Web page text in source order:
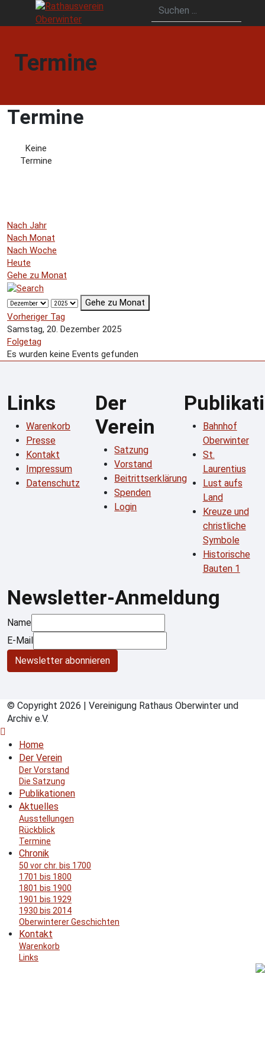
Termine
Termine
Keine
Termine
Nach Jahr
Nach Monat
Nach Woche
Heute
Gehe zu Monat
Gehe zu Monat
Vorheriger Tag
Samstag, 20. Dezember 2025
Folgetag
Es wurden keine Events gefunden
Links
Warenkorb
Presse
Kontakt
Impressum
Datenschutz
Der
Verein
Satzung
Vorstand
Beitrittserklärung
Spenden
Login
Bahnhof
Oberwinter
St.
Laurentius
Lust aufs
Land
Kreuze und
christliche
Symbole
Historische
Bauten 1
Newsletter-Anmeldung
Name
E-Mail
Newsletter abonnieren
© Copyright 2026 | Vereinigung Rathaus Oberwinter und
Archiv e.V.
Home
Der Verein
Der Vorstand
Die Satzung
Publikationen
Aktuelles
Ausstellungen
Rückblick
Termine
Chronik
50 vor chr. bis 1700
1701 bis 1800
1801 bis 1900
1901 bis 1929
1930 bis 2014
Oberwinterer Geschichten
Kontakt
Warenkorb
Links